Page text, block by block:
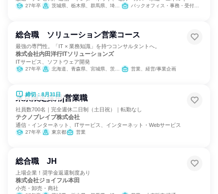
27年卒 茨城県、栃木県、群馬県、埼玉県 バックオフィス・事務・受付、営業、経営/事業企画、人事、総務、製造・生産工程、建築/土木/プラント専門職、出版/メディア/芸能/エンタメ専門職、商品企画、マーケティング・広告・宣伝、クリエイティブ/デザイン職、カスタマーサポート/コールセンター
総合職 ソリューション営業コース
最強の専門性。「IT × 業務知識」を持つコンサルタントへ。
株式会社内田洋行ITソリューションズ
ITサービス、ソフトウェア開発
27年卒 北海道、青森県、宮城県、茨城県、栃木県、埼玉県、千葉県、東京都、新潟県、富山県、石川県、長野県、静岡県、愛知県、京都府、大阪府 営業、経営/事業企画
締切：8月31日
東京限定採用|営業職
社員数700名｜完全週休二日制（土日祝）｜転勤なし
テクノブレイブ株式会社
通信・インターネット、ITサービス、インターネット・Webサービス
27年卒 東京都 営業
総合職 JH
上場企業！奨学金返還制度あり
株式会社ジョイフル本田
小売・卸売・商社